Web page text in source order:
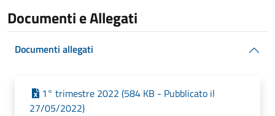
Documenti e Allegati
Documenti allegati
1° trimestre 2022 (584 KB - Pubblicato il
27/05/2022)